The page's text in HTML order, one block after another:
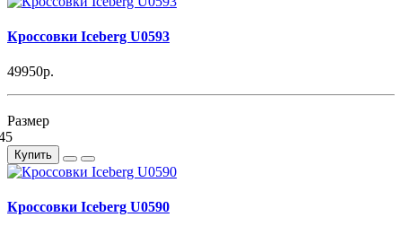
Кроссовки Iceberg U0593
49950р.
Размер
Купить
Кроссовки Iceberg U0590